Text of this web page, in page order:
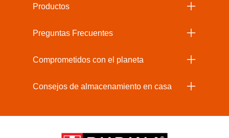
Productos
Preguntas Frecuentes
Comprometidos con el planeta
Consejos de almacenamiento en casa